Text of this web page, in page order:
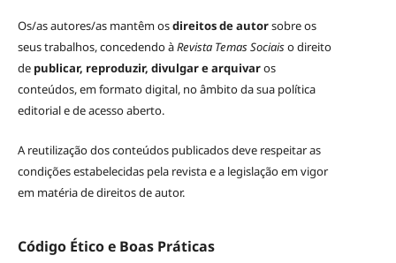
Os/as autores/as mantêm osdireitos de autorsobre os
seus trabalhos, concedendo àRevista Temas Sociaiso direito
de publicar, reproduzir, divulgar e arquivaros
conteúdos, em formato digital, no âmbito da sua política
editorial e de acesso aberto.
A reutilização dos conteúdos publicados deve respeitar as
condições estabelecidas pela revista e a legislação em vigor
em matéria de direitos de autor.
Código Ético e Boas Práticas